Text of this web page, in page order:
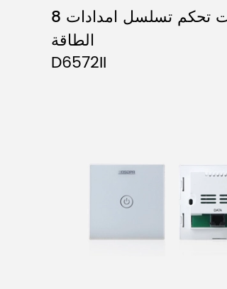
8 قنوات تحكم تسلسل امدادات
الطاقة
D6572II